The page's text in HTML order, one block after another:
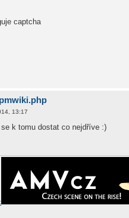
captcha
13:17
k tomu dostat co nejdříve :)